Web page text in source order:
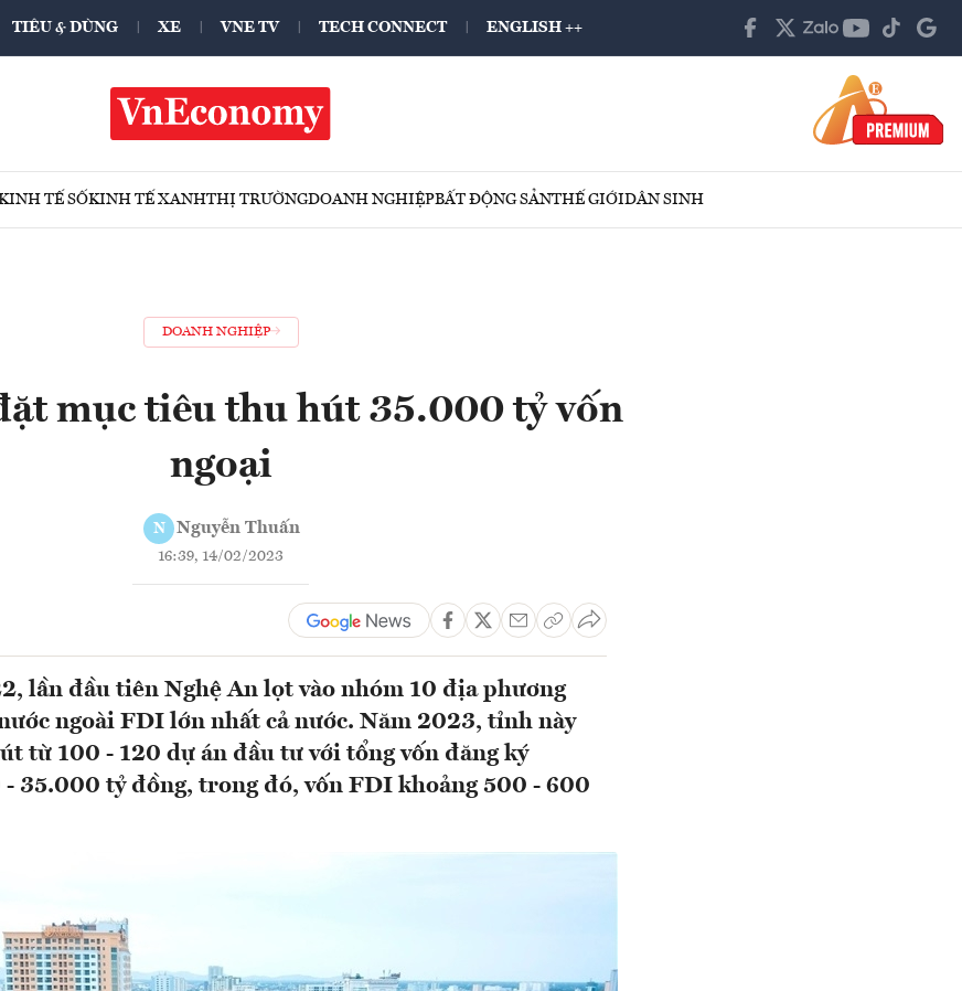
TIÊU & DÙNG XE VNE TV TECH CONNECT ENGLISH ++
TẾ SỐKINH TẾ XANHTHỊ TRƯỜNGDOANH NGHIỆPBẤT ĐỘNG SẢNTHẾ GIỚIDÂN SINH
DOANH NGHIỆP
mục tiêu thu hút 35.000 tỷ vốn
ngoại
N Nguyễn Thuấn
16:39, 14/02/2023
lần đầu tiên Nghệ An lọt vào nhóm 10 địa phương
ngoài FDI lớn nhất cả nước. Năm 2023, tỉnh này
từ 100 - 120 dự án đầu tư với tổng vốn đăng ký
35.000 tỷ đồng, trong đó, vốn FDI khoảng 500 - 600